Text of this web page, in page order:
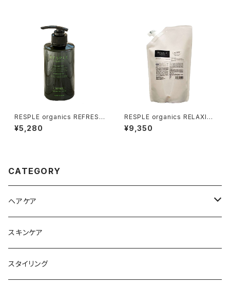
RESPLE organics REFRESH
TREATMENT 400g
¥5,280
RESPLE organics RELAXIN
G TREATMENT 800g 詰替え
¥9,350
CATEGORY
ヘアケア
シャンプー
トリートメント
スキンケア
スタイリング